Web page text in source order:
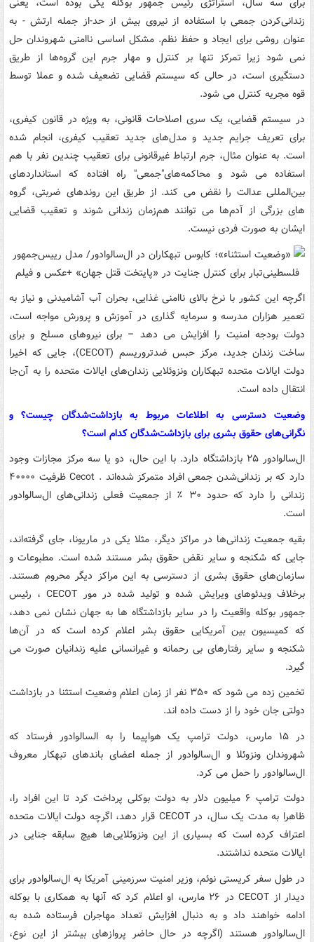
زندانی‌کردن جمعی با استفاده از نیروی بیش از حد-از جمله ارتش - به
عنوان روشی برای ایجاد و حفظ نظم. مشکل اساسی ناامنی شهروندان حل
نمی شود زیرا تمرکز تنها بر کنترل و مهار جرم این گروه‌ها از طریق
دستگیری است، در حالی که سیستم قضایی تضعیف شده و عملا توسط
قوه مجریه کنترل می شود.
در سیستم قضایی، یک سری اصلاحات قانونی، به ویژه در قانون کیفری،
برای تعریف جرایم جدید و مدل‌های جدید تعقیب کیفری، انجام شده
است. به عنوان مثال، جرم ارتباط غیرقانونی برای تعقیب چندین نفر با هم
استفاده می شود و محاکمه‌های"جمعی" راه افتاده که استانداردهای
بین‌المللی عدالت را نقض می کند. از طریق این روندهای ضربتی، گروه
های بزرگی از آدم‌ها می توانند هم‌زمان زندانی شوند و تعقیب قضایی
ایشان به صورت فردی نیست.
اگرچه این کشور با نرخ بالای ناامنی غذایی، بحران آب آشامیدنی و نیاز به
تعمیر هزاران مدرسه و سرمایه گذاری در آموزش و پرورش مواجه است،
دولت بودجه امنیت را افزایش می دهد – برای نیروهای مسلح و برای
ساخت زندان جدید، مرکز حبس ضدتروریسم (CECOT)، جایی که اخیرا
دولت ایالات متحده تبهکاران ونزوئلایی زندان‌های ایالات متحده را به آن‌جا
انتقال داده است.
وضعیت دسترسی به اطلاعات مربوط به بازداشت‌شدگان چیست؟ و
نگرانی‌های حقوق بشری برای بازداشت‌شدگان کدام است؟
ال‌سالوادور ۲۵ بازداشتگاه دارد. با این حال، دو یا سه مرکز مجازات وجود
دارد که بر زندانی‌شدن جمعی افراد متمرکز شده‌اند . Cecot ظرفیت ۴۰۰۰۰
زندانی را دارد که حدود ۳۰ ٪ از جمعیت فعلی زندانی‌های ال‌سالوادور
است.
بقیه جمعیت زندانی‌ها در مراکز دیگر، مثلا یکی در ماریونا، جای گرفته‌اند،
جایی که شکنجه و سایر نقض حقوق بشر مستند شده است. مطبوعات و
سازمان‌های حقوق بشری از دسترسی به این مراکز دیگر محروم هستند.
برخلاف ویدئوهای ویرایش شده و تولید شده در مور CECOT ، رئیس
جمهور بوکله واقعیت را در سایر بازداشتگاه ها به جهان نشان نمی دهد،
که کمیسیون بین آمریکایی حقوق بشر اعلام کرده است که در آن‌ها
شکنجه و سایر رفتارهای بی رحمانه و غیرانسانی علیه زندانیان صورت می
گیرد.
تخمین زده می شود که ۳۵۰ نفر از زمان اعلام وضعیت استثنا در بازداشت
دولتی جان خود را از دست داده اند.
در ۱۵ مارس، دولت ترامپ یک هواپیما را به السالوادور فرستاد که
شهروندان ونزوئلا و ال‌سالوادور از جمله اعضای باندهای تبهکار معروف
ال‌سالوادور را حمل می کرد.
دولت ترامپ ۶ میلیون دلار به دولت بوکلی پرداخت کرد تا این افراد را،
ظاهرا به مدت یک سال، در CECOT قرار دهد، اگرچه دولت ایالات متحده
اعتراف کرده است که بسیاری از این ونزوئلایی‌ها هیچ سابقه جنایی در
ایالات متحده نداشتند.
در طول سفر کریستی نوئم، وزیر امنیت سرزمینی آمریکا به ال‌سالوادور برای
دیدار از CECOT در ۲۶ مارس، او اعلام کرد که آنها به همکاری با بوکله
ادامه خواهند داد و به دنبال افزایش تعداد مهاجران فرستاده شده به
ال‌سالوادور هستند (اگرچه در حال حاضر پروازهای بیشتر از این نوع،